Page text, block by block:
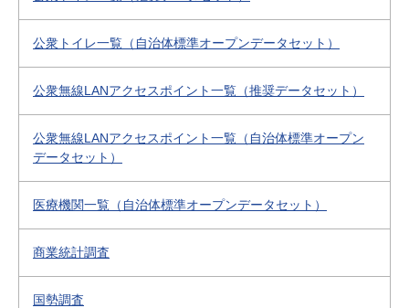
公衆トイレ一覧（自治体標準オープンデータセット）
公衆無線LANアクセスポイント一覧（推奨データセット）
公衆無線LANアクセスポイント一覧（自治体標準オープン
データセット）
医療機関一覧（自治体標準オープンデータセット）
商業統計調査
国勢調査